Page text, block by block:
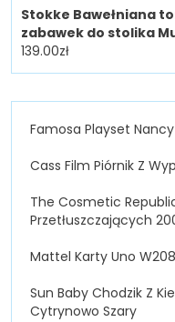
Stokke Bawełniana
zabawek do stolika
139.00zł
Famosa Playset
Cass Film Piórnik Z
The Cosmetic
Przetłuszczających
Mattel Karty Uno
Sun Baby Chodzik Z
Cytrynowo Szary